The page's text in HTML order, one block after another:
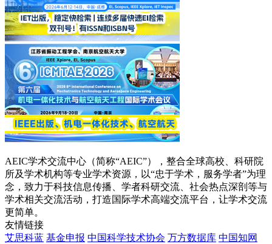
AEIC学术交流中心（简称“AEIC”），整合全球高校、科研院
所及学术机构等专业学术资源，以“忠于学术，服务学者”为理
念，致力于科技信息传播、学者科研交流、社会热点深剖等与
学术相关交流活动，打造国际学术高端交流平台，让学术交流
更简单。
友情链接
艾思科蓝 基金申报 中国科学技术协会 万方数据库 中国知网